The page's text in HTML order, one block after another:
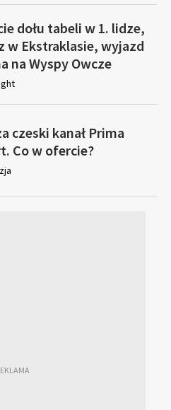
dołu tabeli w 1. lidze,
w Ekstraklasie, wyjazd
na Wyspy Owcze
czeski kanał Prima
Co w ofercie?